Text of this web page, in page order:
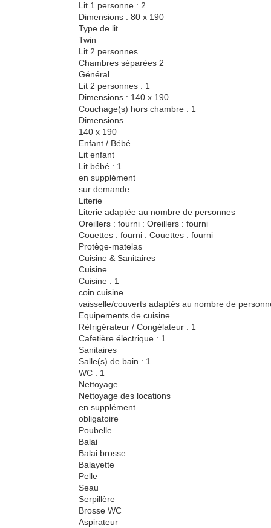
Lit 1 personne : 2
Dimensions : 80 x 190
Type de lit
Twin
Lit 2 personnes
Chambres séparées 2
Général
Lit 2 personnes : 1
Dimensions : 140 x 190
Couchage(s) hors chambre : 1
Dimensions
140 x 190
Enfant / Bébé
Lit enfant
Lit bébé : 1
en supplément
sur demande
Literie
Literie adaptée au nombre de personnes
Oreillers : fourni : Oreillers : fourni
Couettes : fourni : Couettes : fourni
Protège-matelas
Cuisine & Sanitaires
Cuisine
Cuisine : 1
coin cuisine
vaisselle/couverts adaptés au nombre de
Equipements de cuisine
Réfrigérateur / Congélateur : 1
Cafetière électrique : 1
Sanitaires
Salle(s) de bain : 1
WC : 1
Nettoyage
Nettoyage des locations
en supplément
obligatoire
Poubelle
Balai
Balai brosse
Balayette
Pelle
Seau
Serpillère
Brosse WC
Aspirateur